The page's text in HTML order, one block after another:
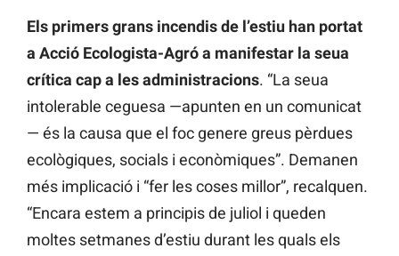
Els primers grans incendis de l’estiu han portat
a Acció Ecologista-Agró a manifestar la seua
crítica cap a les administracions. “La seua
intolerable ceguesa —apunten en un comunicat
— és la causa que el foc genere greus pèrdues
ecològiques, socials i econòmiques”. Demanen
més implicació i “fer les coses millor”, recalquen.
“Encara estem a principis de juliol i queden
moltes setmanes d’estiu durant les quals els